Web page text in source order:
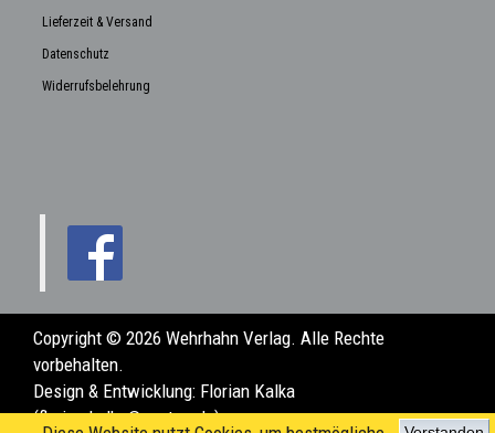
Lieferzeit & Versand
Datenschutz
Widerrufsbelehrung
Copyright © 2026 Wehrhahn Verlag. Alle Rechte
vorbehalten.
Design & Entwicklung: Florian Kalka
(florian.kalka@posteo.de)